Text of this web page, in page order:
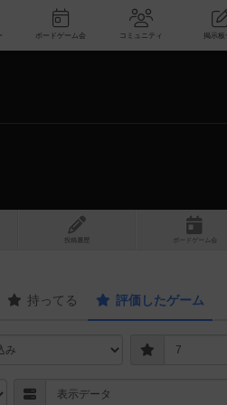
新着レビュー ボードゲーム会 コミュニティ
投稿履歴 ボ ドゲ ーム
持ってる 評価したゲーム